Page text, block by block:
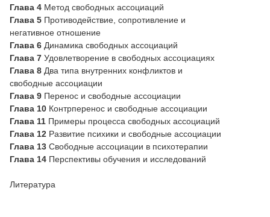
Глава 4 Метод свободных ассоциаций
Глава 5 Противодействие, сопротивление и
негативное отношение
Глава 6 Динамика свободных ассоциаций
Глава 7 Удовлетворение в свободных ассоциациях
Глава 8 Два типа внутренних конфликтов и
свободные ассоциации
Глава 9 Перенос и свободные ассоциации
Глава 10 Контрперенос и свободные ассоциации
Глава 11 Примеры процесса свободных ассоциаций
Глава 12 Развитие психики и свободные ассоциации
Глава 13 Свободные ассоциации в психотерапии
Глава 14 Перспективы обучения и исследований
Литература